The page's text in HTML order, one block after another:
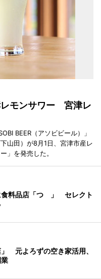
レモンサワー 宮津レ
BEER（アソビビール）」
山田）が8月1日、宮津市産レ
」を発売した。
料品店「つゝ」 セレクト
元よろずの空き家活用、